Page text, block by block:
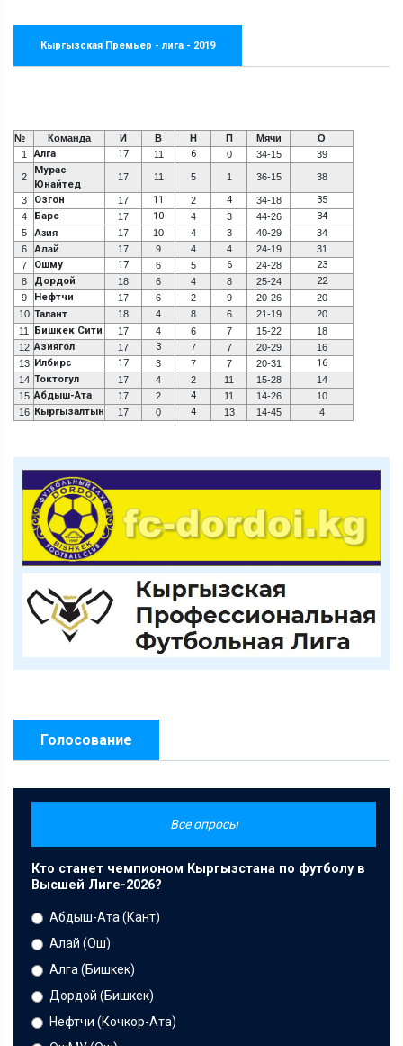
Кыргызская Премьер - лига - 2019
№ Команда И В Н П Мячи
О
1
Алга 17 11 6 0 34-15 39
2
Мурас
Юнайтед
17 11 5 1 36-15 38
3 Озгон 17 11 2 4 34-18 35
4 Барс 17 10 4 3 44-26 34
5 Азия 17 10 4 3 40-29
34
6
Алай 17 9 4 4 24-19
31
7
Ошму 17 6 5 6 24-28 23
8 Дордой 18 6 4 8 25-24 22
9 Нефтчи 17 6 2 9 20-26
20
10 Талант 18 4 8 6 21-19
20
11
Бишкек Сити 17 4 6 7 15-22
18
12 Азиягол 17 3 7 7 20-29
16
13 Илбирс 17 3 7 7 20-31 16
14 Токтогул 17 4 2 11 15-28
14
15 Абдыш-Ата 17 2 4 11 14-26
10
16 Кыргызалтын 17 0 4 13 14-45 4
Голосование
Все опросы
Кто станет чемпионом Кыргызстана по футболу в
Высшей Лиге-2026?
Абдыш-Ата (Кант)
Алай (Ош)
Алга (Бишкек)
Дордой (Бишкек)
Нефтчи (Кочкор-Ата)